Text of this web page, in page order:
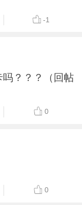
-1
？？？（回帖
0
0